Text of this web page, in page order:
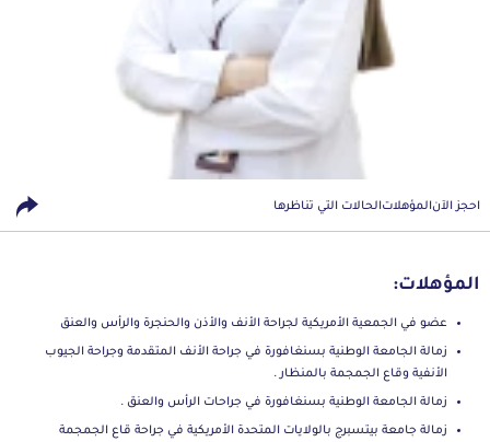
احجز الآنالمؤهلاتالحالات التي تناظرها
المؤهلات:
عضو في الجمعية الأمريكية لجراحة الأنف والأذن والحنجرة والرأس والعنق
زمالة الجامعة الوطنية بسنغافورة في جراحة الأنف المتقدمة وجراحة الجيوب
الأنفية وقاع الجمجمة بالمنظار .
زمالة الجامعة الوطنية بسنغافورة في جراحات الرأس والعنق .
زمالة جامعة بيتسبرج بالولايات المتحدة الأمريكية في جراحة قاع الجمجمة